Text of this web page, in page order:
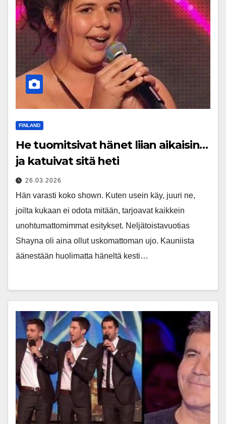
FINLAND
He tuomitsivat hänet liian aikaisin…
ja katuivat sitä heti
26.03.2026
Hän varasti koko shown. Kuten usein käy, juuri ne,
joilta kukaan ei odota mitään, tarjoavat kaikkein
unohtumattomimmat esitykset. Neljätoistavuotias
Shayna oli aina ollut uskomattoman ujo. Kauniista
äänestään huolimatta häneltä kesti…